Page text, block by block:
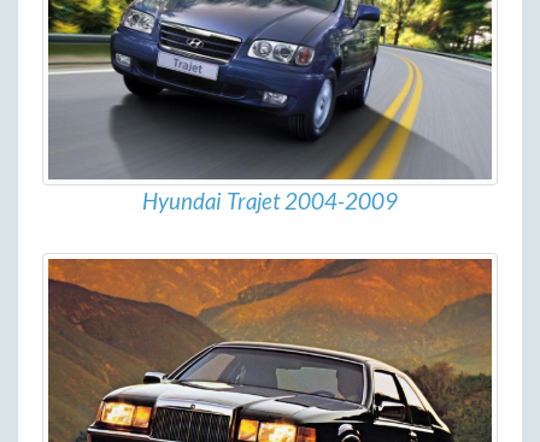
Hyundai Trajet 2004-2009